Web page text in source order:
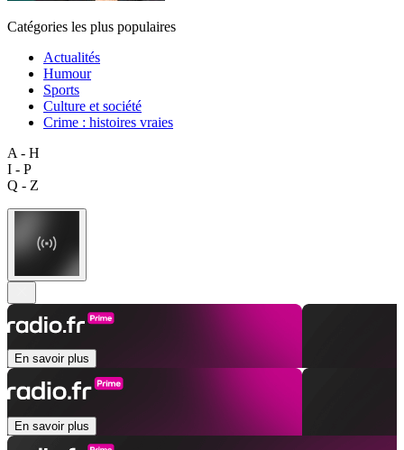
Catégories les plus populaires
Actualités
Humour
Sports
Culture et société
Crime : histoires vraies
A - H
I - P
Q - Z
En savoir plus
En savoir plus